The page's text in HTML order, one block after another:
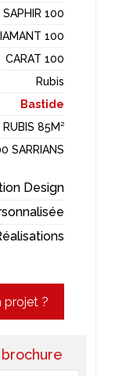
SAPHIR 100
100
CARAT 100
Rubis
Bastide
RUBIS 85M²
SARRIANS
Design
projet ?